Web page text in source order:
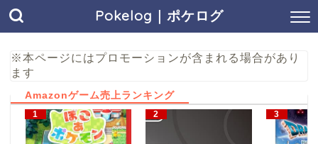
Pokelog｜ポケログ
※本ページにはプロモーションが含まれる場合があり
ます
Amazonゲーム売上ランキング